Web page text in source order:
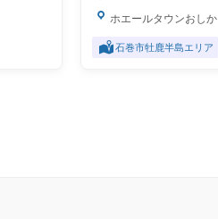
ホエールタウンおしか
石巻市牡鹿半島エリア